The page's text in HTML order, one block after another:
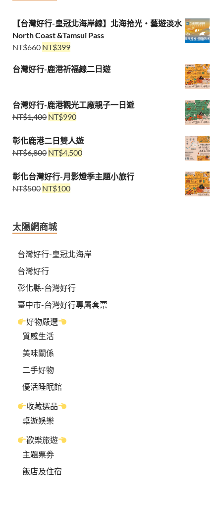
【台灣好行-皇冠北海岸線】北海拾光・藝遊淡水
North Coast &Tamsui Pass
NT$660 NT$399
台灣好行-鹿港祈福線二日遊
台灣好行-鹿港觀光工廠親子一日遊
NT$1,400 NT$990
彰化鹿港二日雙人遊
NT$6,800 NT$4,500
彰化台灣好行-月影燈季主題小旅行
NT$500 NT$100
太陽網商城
台灣好行-皇冠北海岸
台灣好行
彰化縣-台灣好行
臺中市-台灣好行專屬套票
好物嚴選
質感生活
美味關係
二手好物
優活睡眠館
收藏選品
桌遊娛樂
歡樂旅遊
主題票券
飯店及住宿